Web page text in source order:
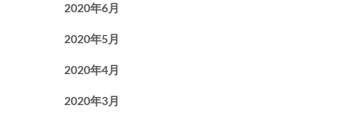
2020年6月
2020年5月
2020年4月
2020年3月